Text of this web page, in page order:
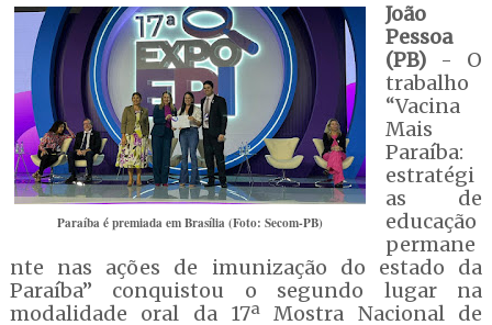
Paraíba é premiada em Brasília (Foto: Secom-PB)
João
Pessoa
(PB)- O
trabalho
“Vacina
Mais
Paraíba:
estratégi
as de
educação
permane
nte nas ações de imunização do estado da
Paraíba” conquistou o segundo lugar na
modalidade oral da 17ª Mostra Nacional de